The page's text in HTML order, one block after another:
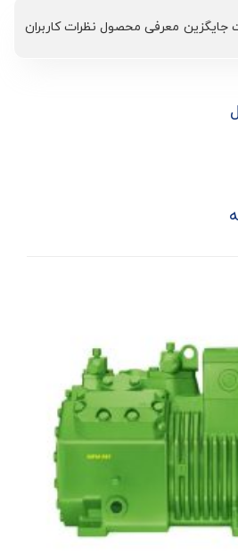
جایگزین معرفی محصول نظرات کاربران